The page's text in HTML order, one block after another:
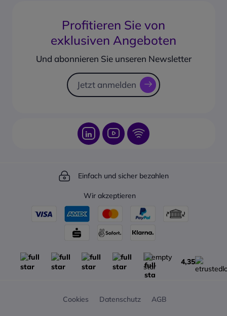
Geschäftskonto erstellen
Corporate social responsability
PayPal Ratenzahlung
Produkt vorbestellen
Rücksendungsformular
Profitieren Sie von
exklusiven Angeboten
Und abonnieren Sie unseren Newsletter
Jetzt anmelden
Einfach und sicher bezahlen
Wir akzeptieren
4,35
Cookies Datenschutz AGB